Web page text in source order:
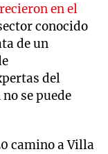
en el
conocido
de un
del
se puede
camino a Villa